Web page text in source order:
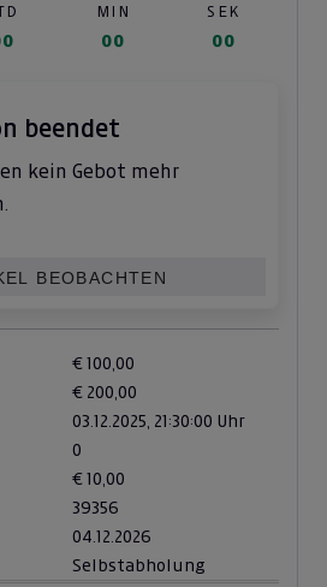
MIN SEK
00 00
beendet
kein Gebot mehr
BEOBACHTEN
€ 100,00
€ 200,00
03.12.2025, 21:30:00 Uhr
0
€ 10,00
39356
04.12.2026
Selbstabholung